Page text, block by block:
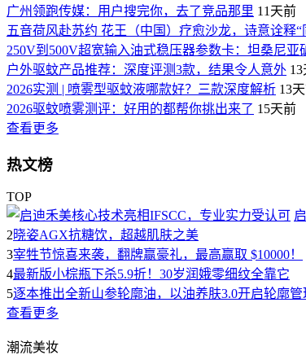
广州领跑传媒：用户搜完你，去了竞品那里 11天前
五音荷风赴苏约 花王（中国）疗愈沙龙，诗意诠释“
250V到500V超宽输入油式稳压器参数卡：坦桑尼亚
户外驱蚊产品推荐：深度评测3款，结果令人意外
2026实测 | 喷雾型驱蚊液哪款好？三款深度解析 13
2026驱蚊喷雾测评：好用的都帮你挑出来了 15天前
查看更多
热文榜
TOP
2晓姿AGX抗糖饮，超越肌肤之美
3宰牲节惊喜来袭，翻牌赢豪礼，最高赢取 $10000！
4最新版小棕瓶下杀5.9折！30岁润娥零细纹全靠它
5逐本推出全新山参轮廓油，以油养肤3.0开启轮廓
查看更多
潮流美妆